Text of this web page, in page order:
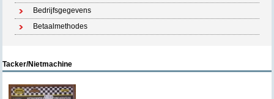
Bedrijfsgegevens
Betaalmethodes
Tacker/Nietmachine